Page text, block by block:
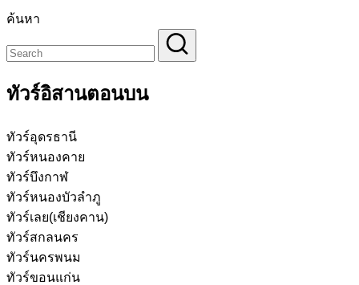
ค้นหา
ทัวร์อิสานตอนบน
ทัวร์อุดรธานี
ทัวร์หนองคาย
ทัวร์บึงกาฬ
ทัวร์หนองบัวลำภู
ทัวร์เลย(เชียงคาน)
ทัวร์สกลนคร
ทัวร์นครพนม
ทัวร์ขอนแก่น